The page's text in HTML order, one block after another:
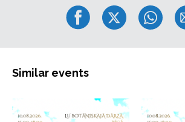
Similar events